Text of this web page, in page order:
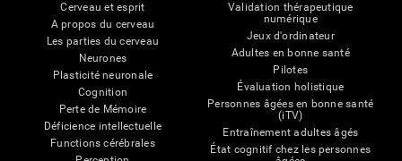
Cerveau et esprit
A propos du cerveau
Les parties du cerveau
Neurones
Plasticité neuronale
Cognition
Perte de Mémoire
Déficience intellectuelle
Functions cérébrales
Validation thérapeutique
numérique
Jeux d'ordinateur
Adultes en bonne santé
Pilotes
Évaluation holistique
Personnes âgées en bonne santé
(iTV)
Entraînement adultes âgés
État cognitif chez les personnes